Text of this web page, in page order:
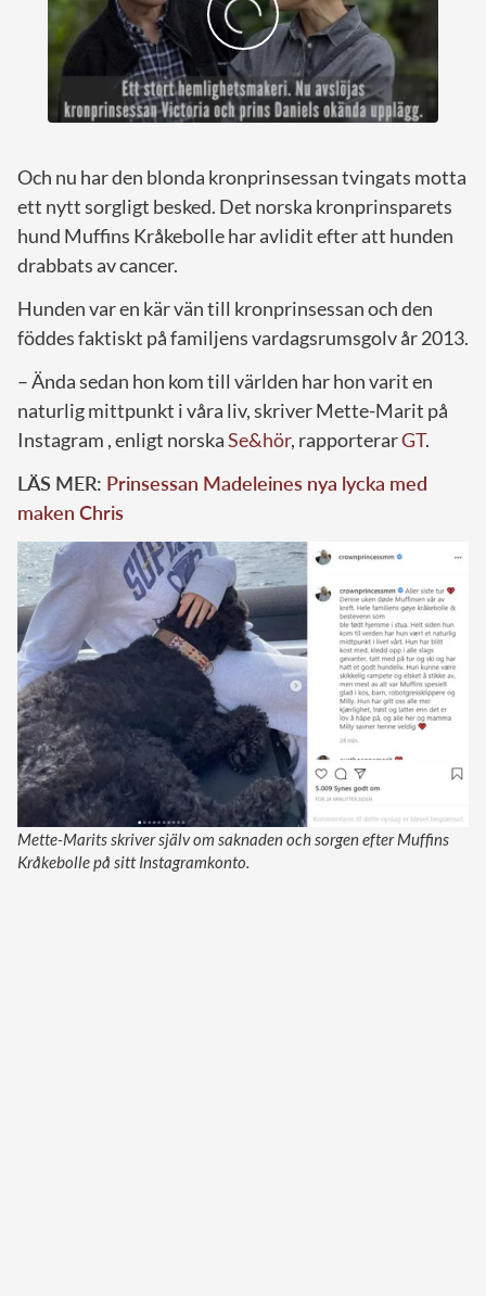
Och nu har den blonda kronprinsessan tvingats motta
ett nytt sorgligt besked. Det norska kronprinsparets
hund Muffins Kråkebolle har avlidit efter att hunden
drabbats av cancer.
Hunden var en kär vän till kronprinsessan och den
föddes faktiskt på familjens vardagsrumsgolv år 2013.
– Ända sedan hon kom till världen har hon varit en
naturlig mittpunkt i våra liv, skriver Mette-Marit på
Instagram , enligt norskaSe&hör, rapporterarGT.
LÄS MER: Prinsessan Madeleines nya lycka med
maken Chris
Mette-Marits skriver själv om saknaden och sorgen efter Muffins
Kråkebolle på sitt Instagramkonto.